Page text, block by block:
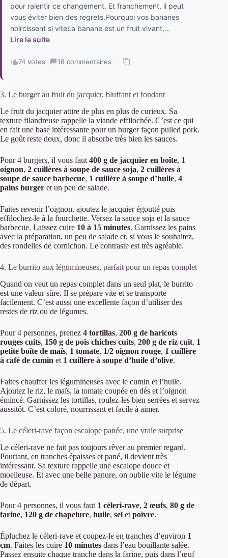
pour ralentir ce changement. Et franchement, il peut
vous éviter bien des regrets.Pourquoi vos bananes
noircissent si viteLa banane est un fruit vivant,...
Lire la suite
74 votes · 18 commentaires ·
3. Le burger au fruit du jacquier, bluffant et fondant
Le fruit du jacquier attire de plus en plus de curieux. Sa
texture filandreuse rappelle la viande effilochée. C’est ce qui
en fait une base intéressante pour un burger façon pulled pork.
Le goût reste doux, donc il absorbe très bien les sauces.
Pour 4 burgers, il vous faut 400 g de jacquier en boîte, 1
oignon, 2 cuillères à soupe de sauce soja, 2 cuillères à
soupe de sauce barbecue, 1 cuillère à soupe d’huile, 4
pains burger et un peu de salade.
Faites revenir l’oignon, ajoutez le jacquier égoutté puis
effilochez-le à la fourchette. Versez la sauce soja et la sauce
barbecue. Laissez cuire 10 à 15 minutes. Garnissez les pains
avec la préparation, un peu de salade et, si vous le souhaitez,
des rondelles de cornichon. Le contraste est très agréable.
4. Le burrito aux légumineuses, parfait pour un repas complet
Quand on veut un repas complet dans un seul plat, le burrito
est une valeur sûre. Il se prépare vite et se transporte
facilement. C’est aussi une excellente façon d’utiliser des
restes de riz ou de légumes.
Pour 4 personnes, prenez 4 tortillas, 200 g de haricots
rouges cuits, 150 g de pois chiches cuits, 200 g de riz cuit, 1
petite boîte de maïs, 1 tomate, 1/2 oignon rouge, 1 cuillère
à café de cumin et 1 cuillère à soupe d’huile d’olive.
Faites chauffer les légumineuses avec le cumin et l’huile.
Ajoutez le riz, le maïs, la tomate coupée en dés et l’oignon
émincé. Garnissez les tortillas, roulez-les bien serrées et servez
aussitôt. C’est coloré, nourrissant et facile à aimer.
5. Le céleri-rave façon escalope panée, une vraie surprise
Le céleri-rave ne fait pas toujours rêver au premier regard.
Pourtant, en tranches épaisses et pané, il devient très
intéressant. Sa texture rappelle une escalope douce et
moelleuse. Et avec une belle panure, on oublie vite le légume
de départ.
Pour 4 personnes, il vous faut 1 céleri-rave, 2 œufs, 80 g de
farine, 120 g de chapelure, huile, sel et poivre.
Épluchez le céleri-rave et coupez-le en tranches d’environ 1
cm. Faites-les cuire 10 minutes dans l’eau bouillante salée.
Passez ensuite chaque tranche dans la farine, puis dans l’œuf